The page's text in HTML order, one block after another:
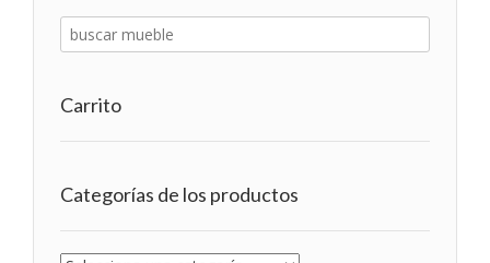
Carrito
Categorías de los productos